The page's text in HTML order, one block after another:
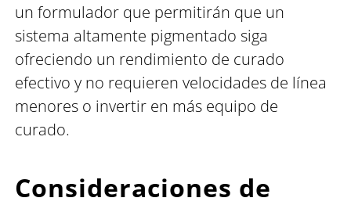
un formulador que permitirán que un
sistema altamente pigmentado siga
ofreciendo un rendimiento de curado
efectivo y no requieren velocidades de línea
menores o invertir en más equipo de
curado.
Consideraciones de